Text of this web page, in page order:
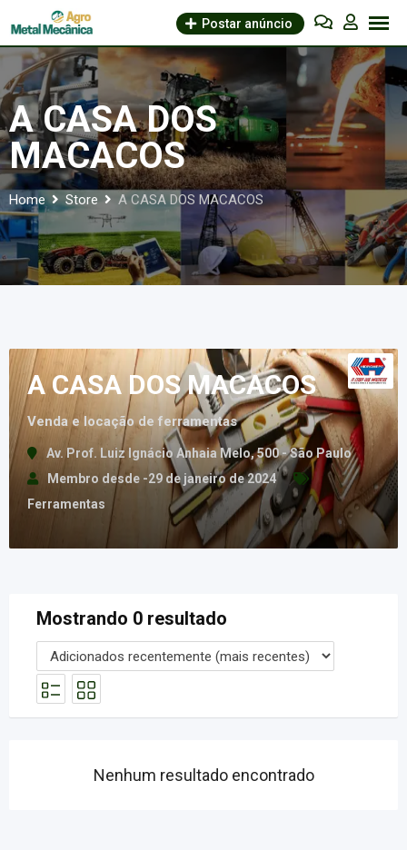
to
content
Postar anúncio
A CASA DOS
MACACOS
Home Store A CASA DOS MACACOS
A CASA DOS MACACOS
Venda e locação de ferramentas
Av. Prof. Luiz Ignácio Anhaia Melo, 500 - São Paulo
Membro desde -29 de janeiro de 2024
Ferramentas
Mostrando 0 resultado
Nenhum resultado encontrado